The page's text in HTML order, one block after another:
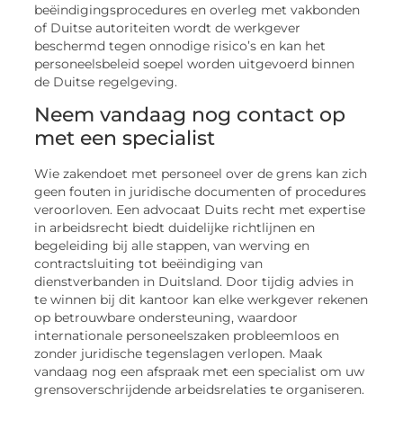
beëindigingsprocedures en overleg met vakbonden
of Duitse autoriteiten wordt de werkgever
beschermd tegen onnodige risico’s en kan het
personeelsbeleid soepel worden uitgevoerd binnen
de Duitse regelgeving.
Neem vandaag nog contact op
met een specialist
Wie zakendoet met personeel over de grens kan zich
geen fouten in juridische documenten of procedures
veroorloven. Een advocaat Duits recht met expertise
in arbeidsrecht biedt duidelijke richtlijnen en
begeleiding bij alle stappen, van werving en
contractsluiting tot beëindiging van
dienstverbanden in Duitsland. Door tijdig advies in
te winnen bij dit kantoor kan elke werkgever rekenen
op betrouwbare ondersteuning, waardoor
internationale personeelszaken probleemloos en
zonder juridische tegenslagen verlopen. Maak
vandaag nog een afspraak met een specialist om uw
grensoverschrijdende arbeidsrelaties te organiseren.